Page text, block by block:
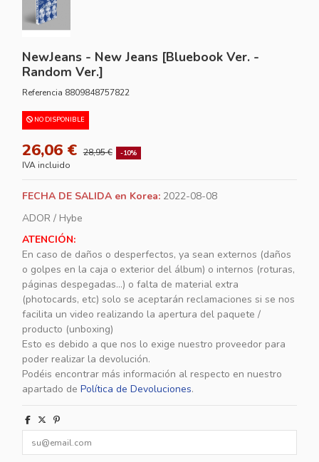
NewJeans - New Jeans [Bluebook Ver. -
Random Ver.]
Referencia 8809848757822
NO DISPONIBLE
26,06 € 28,95 € -10%
IVA incluido
FECHA DE SALIDA en Korea: 2022-08-08
ADOR / Hybe
ATENCIÓN:
En caso de daños o desperfectos, ya sean externos (daños
o golpes en la caja o exterior del álbum) o internos (roturas,
páginas despegadas...) o falta de material extra
(photocards, etc) solo se aceptarán reclamaciones si se nos
facilita un video realizando la apertura del paquete /
producto (unboxing)
Esto es debido a que nos lo exige nuestro proveedor para
poder realizar la devolución.
Podéis encontrar más información al respecto en nuestro
apartado de Política de Devoluciones.